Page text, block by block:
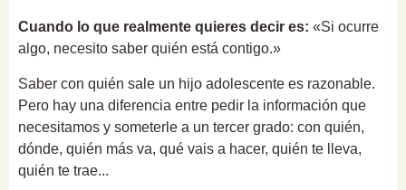
Cuando lo que realmente quieres decir es: «Si ocurre
algo, necesito saber quién está contigo.»
Saber con quién sale un hijo adolescente es razonable.
Pero hay una diferencia entre pedir la información que
necesitamos y someterle a un tercer grado: con quién,
dónde, quién más va, qué vais a hacer, quién te lleva,
quién te trae...